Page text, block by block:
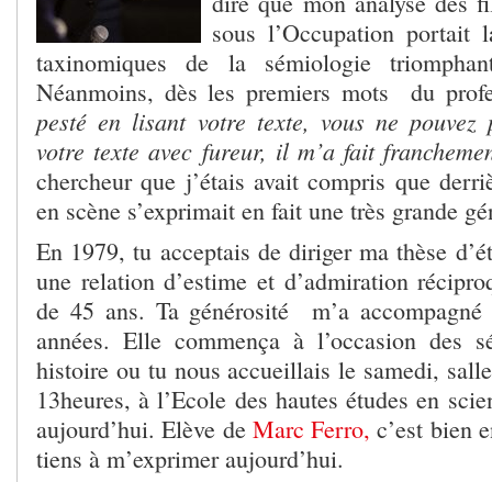
sous l’Occupation portait
taxinomiques de la sémiologie
Néanmoins, dès les premiers mots du
pesté en lisant votre texte, vous ne
votre texte avec fureur, il m’a fait
chercheur que j’étais avait compris que
en scène s’exprimait en fait une très grande
En 1979, tu acceptais de diriger ma thèse
une relation d’estime et d’admiration
de 45 ans. Ta générosité m’a
années. Elle commença à l’occasion des
histoire ou tu nous accueillais le samedi,
13heures, à l’Ecole des hautes études en
aujourd’hui. Elève de Marc Ferro, c’est bien
tiens à m’exprimer aujourd’hui.